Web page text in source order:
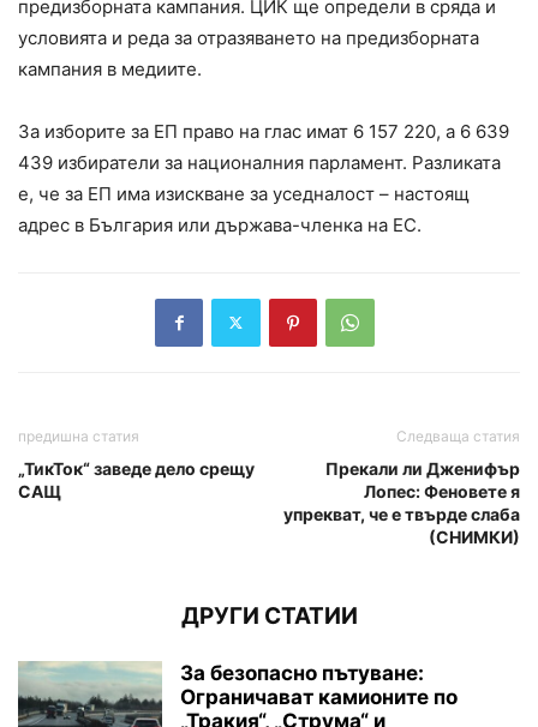
предизборната кампания. ЦИК ще определи в сряда и
условията и реда за отразяването на предизборната
кампания в медиите.
За изборите за ЕП право на глас имат 6 157 220, а 6 639
439 избиратели за националния парламент. Разликата
е, че за ЕП има изискване за уседналост – настоящ
адрес в България или държава-членка на ЕС.
предишна статия
„ТикТок“ заведе дело срещу
САЩ
Следваща статия
Прекали ли Дженифър
Лопес: Феновете я
упрекват, че е твърде слаба
(СНИМКИ)
ДРУГИ СТАТИИ
За безопасно пътуване:
Ограничават камионите по
„Тракия“, „Струма“ и